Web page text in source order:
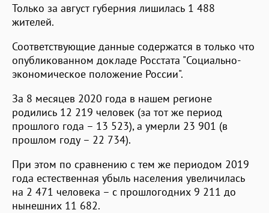
Только за август губерния лишилась 1 488
жителей.
Соответствующие данные содержатся в только что
опубликованном докладе Росстата "Социально-
экономическое положение России".
За 8 месяцев 2020 года в нашем регионе
родились 12 219 человек (за тот же период
прошлого года – 13 523), а умерли 23 901 (в
прошлом году – 22 734).
При этом по сравнению с тем же периодом 2019
года естественная убыль населения увеличилась
на 2 471 человека – с прошлогодних 9 211 до
нынешних 11 682.